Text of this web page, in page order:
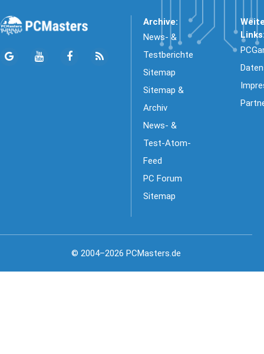
Archive:
News- &
Testberichte
Sitemap
Sitemap &
Archiv
News- &
Test-Atom-
Feed
PC Forum
Sitemap
© 2004–2026 PCMasters.de